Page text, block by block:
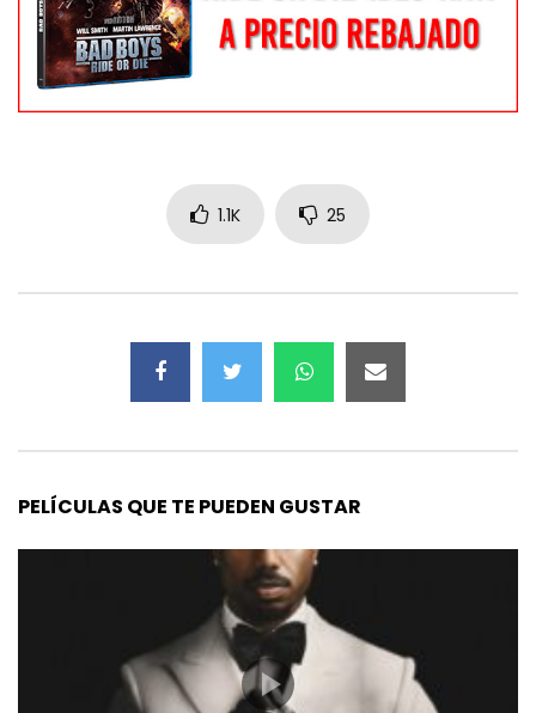
1.1K 25
PELÍCULAS QUE TE PUEDEN GUSTAR